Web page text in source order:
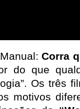
Corra
do que
Os três
motivos